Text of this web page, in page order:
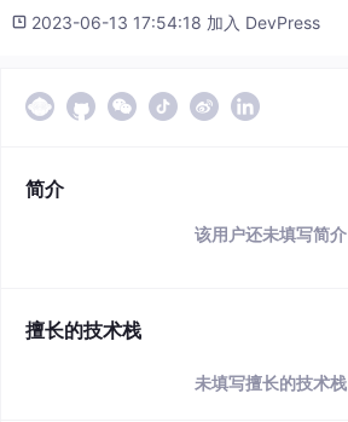
2023-06-13 17:54:18 加入 DevPress
简介
该用户还未填写简介
擅长的技术栈
未填写擅长的技术栈